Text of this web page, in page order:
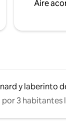
Keurig,
Aire
y laberinto
3 habitantes